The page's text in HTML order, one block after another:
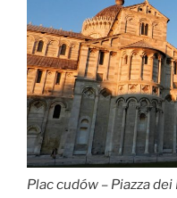
Plac cudów – Piazza